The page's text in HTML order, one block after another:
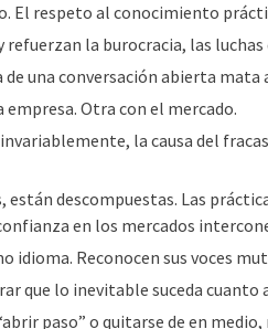
El respeto al conocimiento
la burocracia, las
una conversación abierta mata
empresa. Otra con el mercado.
la causa del
descompuestas. Las
en los mercados
idioma. Reconocen sus voces
que lo inevitable suceda cuanto
paso” o quitarse de en